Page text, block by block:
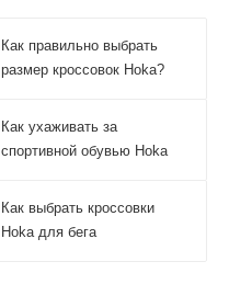
Как правильно выбрать
размер кроссовок Hoka?
Как ухаживать за
спортивной обувью Hoka
Как выбрать кроссовки
Hoka для бега